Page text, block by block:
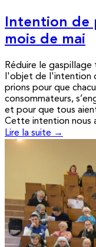
Intention de
mois de mai
Réduire le
l'objet de l'intention
prions pour que
consommateurs,
et pour que tous
Cette intention nous
Lire la suite →